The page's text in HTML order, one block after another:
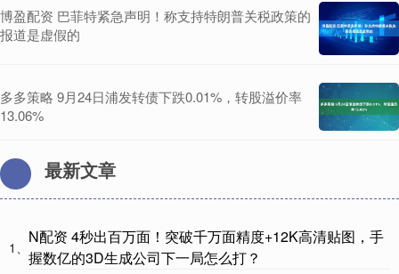
博盈配资 巴菲特紧急声明！称支持特朗普关税政策的
报道是虚假的
多多策略 9月24日浦发转债下跌0.01%，转股溢价率
13.06%
最新文章
1、
N配资 4秒出百万面！突破千万面精度+12K高清贴图，手
握数亿的3D生成公司下一局怎么打？